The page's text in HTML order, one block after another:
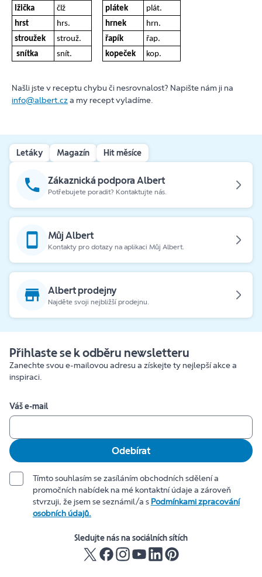
lžička
člž plátek
plát.
hrst
hrs. hrnek
hrn.
stroužek
strouž. řapík
řap.
snítka
snít. kopeček kop.
Našli jste v receptu chybu či nesrovnalost? Napište nám ji na
info@albert.cza my recept vyladíme.
Letáky Magazín Hit měsíce
Zákaznická podpora Albert
Potřebujete poradit? Kontaktujte nás.
Můj Albert
Kontakty pro dotazy na aplikaci Můj Albert.
Albert prodejny
Najděte svoji nejbližší prodejnu.
Přihlaste se k odběru newsletteru
Zanechte svou e-mailovou adresu a získejte ty nejlepší akce a
inspiraci.
Váš e-mail
Odebírat
Tímto souhlasím se zasíláním obchodních sdělení a
promočních nabídek na mé kontaktní údaje a zároveň
stvrzuji, že jsem se seznámil/a s Podmínkami zpracování
osobních údajů.
Sledujte nás na sociálních sítích